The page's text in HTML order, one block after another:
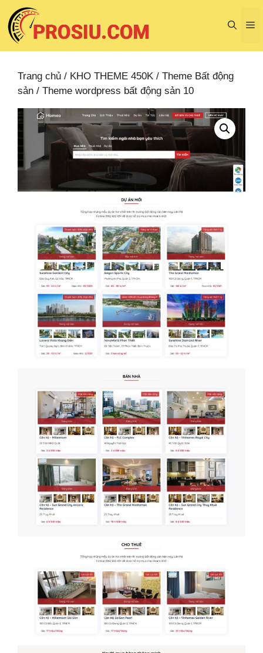
Chuyển
đến
nội
dung
Trang chủ / KHO THEME 450K / Theme Bất động
sản / Theme wordpress bất động sản 10